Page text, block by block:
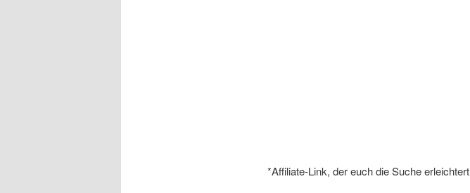
*Affiliate-Link, der euch die Suche erleichtert